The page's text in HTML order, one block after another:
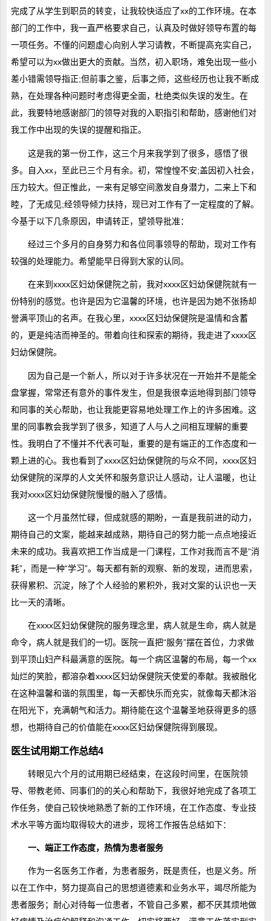
完成了从学生到职员的转变，让我较快适应了xx的工作环境。在本
部门的工作中，我一直严格要求自己，认真及时做好领导布置的每
一项任务。不懂的问题虚心向别人学习请教，不断提高充实自己，
希望可以为xx做出更大的贡献。当然，初入职场，难免出现一些小
差小错需领导指正;但前事之鉴，后事之师，这些经历也让我不断成
熟，在处理各种问题时考虑得更全面，杜绝类似失误的发生。在
此，我要特地感谢部门的领导对我的入职指引和帮助，感谢他们对
我工作中出现的失误的提醒和指正。
这是我的第一份工作，这三个月来我学到了很多，感悟了很
多。自入xx，至此已三个月有余。初，常惶惶不安;盖因初入社会，
压力较大。但正惟此，一来有足够空间激发自身潜力，二来上下和
睦，了无成见;经领导倾力扶持，现已对工作有了一定程度的了解。
今基于以下几条原因，申请转正，望领导批准：
经过三个多月的自身努力和各位同事领导的帮助，现对工作有
较强的处理能力。希望能早日得到大家的认同。
在来到xxxx区妇幼保健院之前，我对xxxx区妇幼保健院就有一
份特别的感觉。也许是因为它温馨的环境，也许是因为她不张扬却
誉满平顶山的名声。在我心里，xxxx区妇幼保健院是温情和含蓄
的，更是纯洁而神圣的。带着向往和探索的期待，我走进了xxxx区
妇幼保健院。
因为自己是一个新人，所以对于许多状况在一开始并不是能全
盘掌握，常常还有意外的事件发生，但是我很幸运地得到部门领导
和同事的关心帮助，也让我能更容易地处理工作上的许多困难。这
里的同事教会我学到了很多，知道了人与人之间相互理解的重要
性。我明白了不懂并不代表可耻，重要的是有端正的工作态度和一
颗上进的心。我也看到了xxxx区妇幼保健院的与众不同，xxxx区妇
幼保健院的深厚的人文关怀和服务意识让人感动，让人温暖，也让
我对xxxx区妇幼保健院慢慢的融入了感情。
这一个月虽然忙碌，但成就感的期盼，一直是我前进的动力，
期待自己的文案，能越来越成熟，期待自己的努力能一点点地接近
未来的成功。我喜欢把工作当成是一门课程，工作对我而言不是“消
耗”，而是一种“学习”。每天都有新的观察、新的发现，进而思索，
获得累积、沉淀，除了个人经验的累积外，我对文案的认识也一天
比一天的清晰。
在xxxx区妇幼保健院的服务理念里，病人就是生命，病人就是
命令，病人就是我们的一切。医院一直把“服务”摆在首位，力求做
到平顶山妇产科最满意的医院。每一个病区温馨的布局，每一个xx
灿烂的笑脸，都溶杂着xxxx区妇幼保健院天使爱的奉献。我被融化
在这种温馨和谐的氛围里，每一天都快乐而充实，就像每天都沐浴
在阳光下，充满朝气和活力。期待能在这个温馨圣地获得更多的感
想，也期待自己的价值能在xxxx区妇幼保健院得到展现。
医生试用期工作总结4
转眼见六个月的试用期已经结束，在这段时间里，在医院领
导、带教老师、同事们的的关心和帮助下，我很好地完成了各项工
作任务，使自己较快地熟悉了新的工作环境，在工作态度、专业技
术水平等方面均取得较大的进步，现将工作报告总结如下：
一、端正工作态度，热情为患者服务
作为一名医务工作者，为患者服务，既是责任，也是义务。所
以在工作中，努力提高自己的思想道德素和业务水平，竭尽所能为
患者服务；耐心对待每一位患者，不管自己多累，都不厌其烦地做